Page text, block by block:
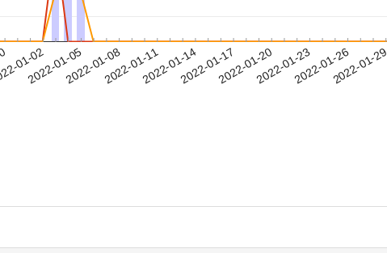
01-02
2022-01-052022-01-082022-01-112022-01-142022-01-172022-01-202022-01-232022-01-262022-01-29